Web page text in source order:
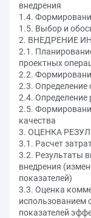
внедрения
1.4.
1.5. Выбор и
2. ВНЕДРЕНИЕ
2.1.
проектных
2.2.
2.3. Определение
2.4. Определение
2.5.
качества
3. ОЦЕНКА
3.1. Расчет
3.2. Результаты
внедрения
показателей)
3.3. Оценка
использованием
показателей